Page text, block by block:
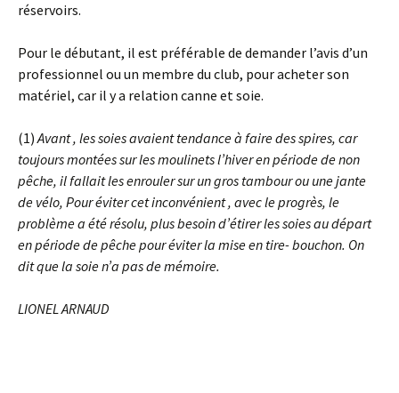
réservoirs.
Pour le débutant, il est préférable de demander l’avis d’un
professionnel ou un membre du club, pour acheter son
matériel, car il y a relation canne et soie.
(1)Avant , les soies avaient tendance à faire des spires, car
toujours montées sur les moulinets l’hiver en période de non
pêche, il fallait les enrouler sur un gros tambour ou une jante
de vélo, Pour éviter cet inconvénient , avec le progrès, le
problème a été résolu, plus besoin d’étirer les soies au départ
en période de pêche pour éviter la mise en tire- bouchon. On
dit que la soie n’a pas de mémoire.
LIONEL ARNAUD